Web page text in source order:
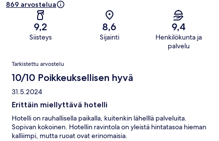
869 arvostelua
9,2
Siisteys
8,6
Sijainti
9,4
Henkilökunta ja
palvelu
Arvostelut
Tarkistettu arvostelu
10/10 Poikkeuksellisen hyvä
31.5.2024
Erittäin miellyttävä hotelli
Hotelli on rauhallisella paikalla, kuitenkin lähelllä palveluita.
Sopivan kokoinen. Hotellin ravintola on yleistä hintatasoa hieman
kalliimpi, mutta ruoat ovat erinomaisia.